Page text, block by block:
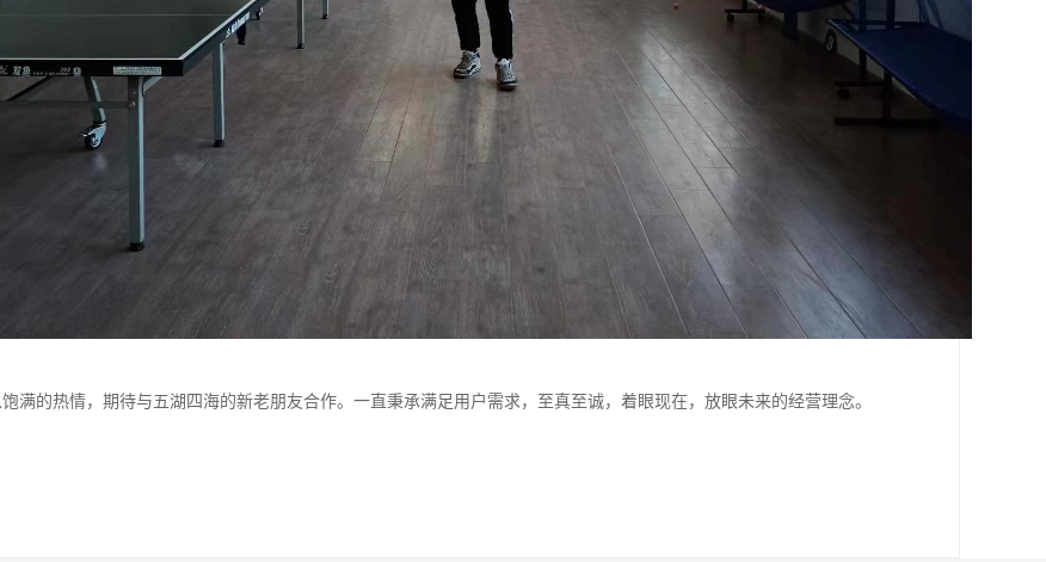
满的热情，期待与五湖四海的新老朋友合作。一直秉承满足用户需求，至真至诚，着眼现在，放眼未来的经营理念。